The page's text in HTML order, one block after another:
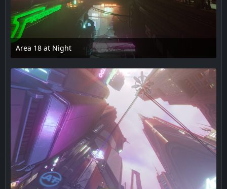
Area 18 at Night
17. Februar 2025 um 14:08